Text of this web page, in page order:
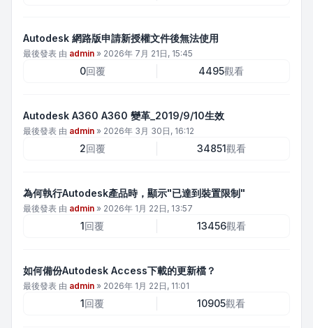
Autodesk 網路版申請新授權文件後無法使用
最後發表 由 admin » 2026年 7月 21日, 15:45
0回覆 4495觀看
Autodesk A360 A360 變革_2019/9/10生效
最後發表 由 admin » 2026年 3月 30日, 16:12
2回覆 34851觀看
為何執行Autodesk產品時，顯示"已達到裝置限制"
最後發表 由 admin » 2026年 1月 22日, 13:57
1回覆 13456觀看
如何備份Autodesk Access下載的更新檔？
最後發表 由 admin » 2026年 1月 22日, 11:01
1回覆 10905觀看